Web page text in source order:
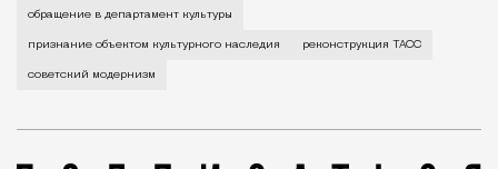
Уникальное здание начали зашивать в
обращение в департамент культуры
признание объектом культурного наследия реконструкция ТАСС
советский модернизм